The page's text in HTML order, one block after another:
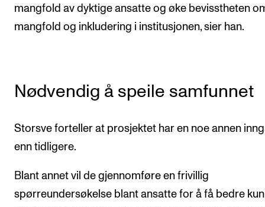
Låne utstyr – lyd, lys og video
Konsertopptak
Aktuelle saker
Strategier, planer og rapporter
Hvem gjør hva i administrasjonen
mangfold av dyktige ansatte og øke bevisstheten
mangfold og inkludering i institusjonen, sier han.
Nødvendig å speile samfunnet
Storsve forteller at prosjektet har en noe annen
enn tidligere.
Blant annet vil de gjennomføre en frivillig
spørreundersøkelse blant ansatte for å få bedre